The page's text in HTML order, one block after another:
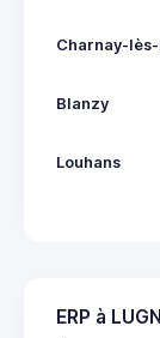
Charnay-
Blanzy
Louhans
ERP à